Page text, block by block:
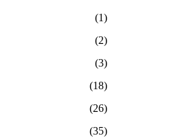
(1)
(2)
(3)
(18)
(26)
(35)